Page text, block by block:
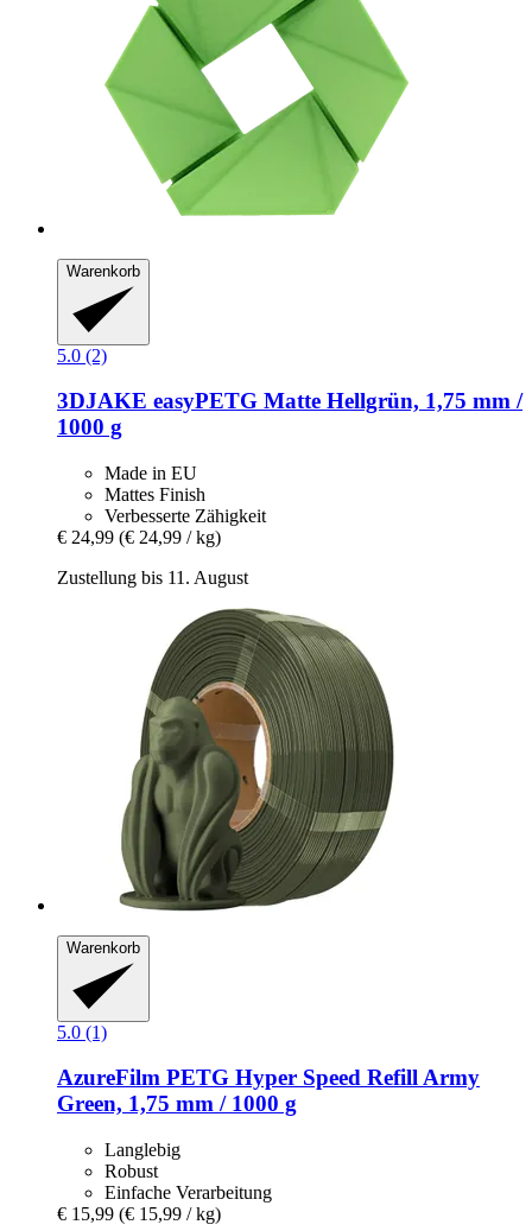
Warenkorb
5.0 (2)
3DJAKE easyPETG Matte Hellgrün, 1,75 mm /
1000 g
Made in EU
Mattes Finish
Verbesserte Zähigkeit
€ 24,99 (€ 24,99 / kg)
Zustellung bis 11. August
Warenkorb
5.0 (1)
AzureFilm PETG Hyper Speed Refill Army
Green, 1,75 mm / 1000 g
Langlebig
Robust
Einfache Verarbeitung
€ 15,99 (€ 15,99 / kg)